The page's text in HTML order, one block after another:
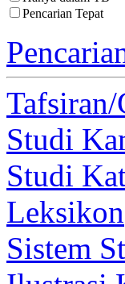
Pencarian Tepat
Tafsiran/
Studi
Studi
Leksikon
Sistem